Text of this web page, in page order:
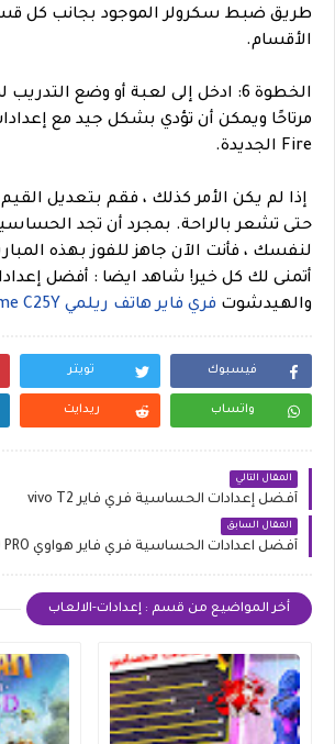
طريق ضبط سكرولر الموجود بجانب كل
الأقسام.
الخطوة 6: ادخل إلى لعبة أو وضع
Fire الجديدة.
إذا لم يكن الأمر كذلك ، فقم بتعديل
حتى تشعر بالراحة. بمجرد أن تجد
لنفسك ، فأنت الآن جاهز للفوز بهذه
أتمنى لك كل خير! شاهد ايضا : أفضل
والهيدشوت فري فاير هاتف ريلمي realme C25Y .
فيسبوك تويتر
واتساب ريدايت
المقال التالي
أفضل إعدادات الحساسية فري فاير vivo T2
المقال السابق
أفضل اعدادات الحساسية فري فاير هواوي Huawei P30 PRO
أخر المواضيع من قسم : إعدادات-الالعاب